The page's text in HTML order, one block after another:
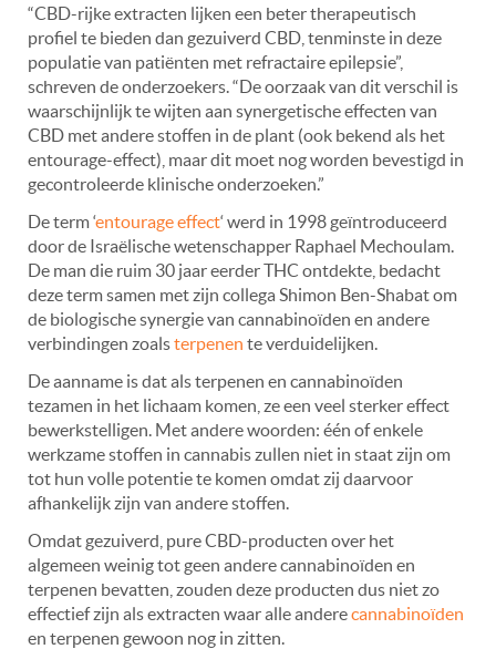
“CBD-rijke extracten lijken een beter therapeutisch
profiel te bieden dan gezuiverd CBD, tenminste in deze
populatie van patiënten met refractaire epilepsie”,
schreven de onderzoekers. “De oorzaak van dit verschil is
waarschijnlijk te wijten aan synergetische effecten van
CBD met andere stoffen in de plant (ook bekend als het
entourage-effect), maar dit moet nog worden bevestigd in
gecontroleerde klinische onderzoeken.”
De term ‘entourage effect‘ werd in 1998 geïntroduceerd
door de Israëlische wetenschapper Raphael Mechoulam.
De man die ruim 30 jaar eerder THC ontdekte, bedacht
deze term samen met zijn collega Shimon Ben-Shabat om
de biologische synergie van cannabinoïden en andere
verbindingen zoalsterpenen te verduidelijken.
De aanname is dat als terpenen en cannabinoïden
tezamen in het lichaam komen, ze een veel sterker effect
bewerkstelligen. Met andere woorden: één of enkele
werkzame stoffen in cannabis zullen niet in staat zijn om
tot hun volle potentie te komen omdat zij daarvoor
afhankelijk zijn van andere stoffen.
Omdat gezuiverd, pure CBD-producten over het
algemeen weinig tot geen andere cannabinoïden en
terpenen bevatten, zouden deze producten dus niet zo
effectief zijn als extracten waar alle anderecannabinoïden
en terpenen gewoon nog in zitten.